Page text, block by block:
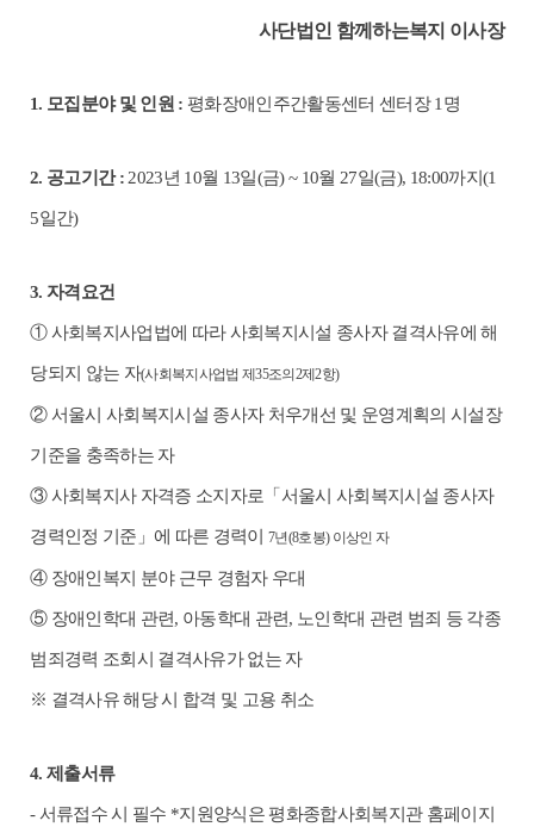
사단법인 함께하는복지 이사장
1. 모집분야 및 인원 : 평화장애인주간활동센터 센터장1 명
2. 공고기간: 2023년 10월 13일(금) ~ 10월 27일(금), 18:00까지(1
5일간)
3. 자격요건
①사회복지사업법에 따라 사회복지시설 종사자 결격사유에 해
당되지 않는 자(사회복지사업법 제35조의 2제2항)
②서울시 사회복지시설 종사자 처우개선 및 운영계획의 시설장
기준을 충족하는 자
③사회복지사 자격증 소지자로 「 서울시 사회복지시설 종사자
경력인정 기준 」 에 따른 경력이7년(8호봉) 이상인 자
④ 장애인복지 분야 근무 경험자 우대
⑤ 장애인학대 관련, 아동학대 관련, 노인학대 관련 범죄 등 각종
범죄경력 조회시 결격사유가 없는 자
※ 결격사유 해당 시 합격 및 고용 취소
4. 제출서류
-서류접수 시 필수 *지원양식은 평화종합사회복지관 홈페이지